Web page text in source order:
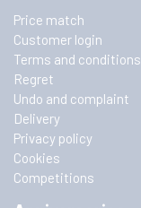
Price match
Customer login
Terms and conditions
Regret
Undo and complaint
Delivery
Privacy policy
Cookies
Competitions